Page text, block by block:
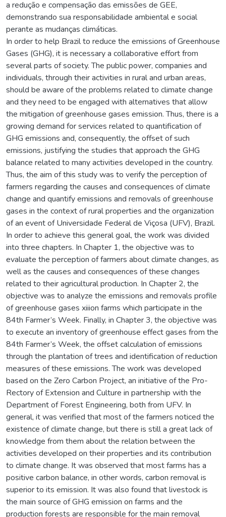
a redução e compensação das emissões de GEE,
demonstrando sua responsabilidade ambiental e social
perante as mudanças climáticas.
In order to help Brazil to reduce the emissions of Greenhouse
Gases (GHG), it is necessary a collaborative effort from
several parts of society. The public power, companies and
individuals, through their activities in rural and urban areas,
should be aware of the problems related to climate change
and they need to be engaged with alternatives that allow
the mitigation of greenhouse gases emission. Thus, there is a
growing demand for services related to quantification of
GHG emissions and, consequently, the offset of such
emissions, justifying the studies that approach the GHG
balance related to many activities developed in the country.
Thus, the aim of this study was to verify the perception of
farmers regarding the causes and consequences of climate
change and quantify emissions and removals of greenhouse
gases in the context of rural properties and the organization
of an event of Universidade Federal de Viçosa (UFV), Brazil.
In order to achieve this general goal, the work was divided
into three chapters. In Chapter 1, the objective was to
evaluate the perception of farmers about climate changes, as
well as the causes and consequences of these changes
related to their agricultural production. In Chapter 2, the
objective was to analyze the emissions and removals profile
of greenhouse gases xiiion farms which participate in the
84th Farmer’s Week. Finally, in Chapter 3, the objective was
to execute an inventory of greenhouse effect gases from the
84th Farmer’s Week, the offset calculation of emissions
through the plantation of trees and identification of reduction
measures of these emissions. The work was developed
based on the Zero Carbon Project, an initiative of the Pro-
Rectory of Extension and Culture in partnership with the
Department of Forest Engineering, both from UFV. In
general, it was verified that most of the farmers noticed the
existence of climate change, but there is still a great lack of
knowledge from them about the relation between the
activities developed on their properties and its contribution
to climate change. It was observed that most farms has a
positive carbon balance, in other words, carbon removal is
superior to its emission. It was also found that livestock is
the main source of GHG emission on farms and the
production forests are responsible for the main removal